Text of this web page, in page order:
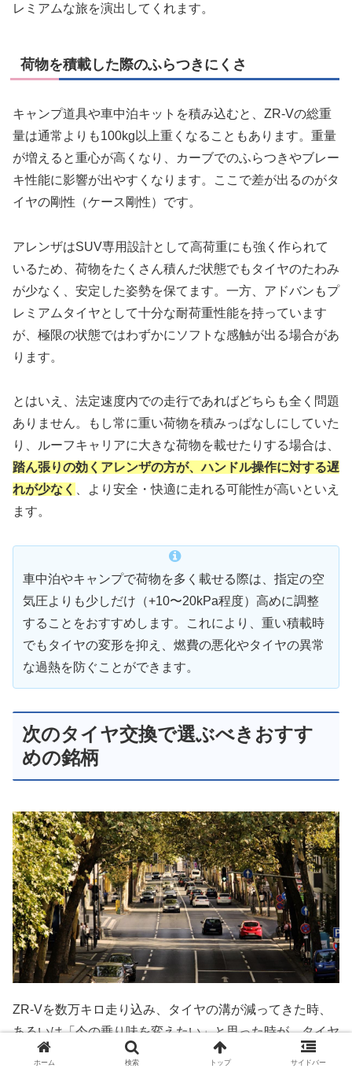
レミアムな旅を演出してくれます。
荷物を積載した際のふらつきにくさ
キャンプ道具や車中泊キットを積み込むと、ZR-Vの総重
量は通常よりも100kg以上重くなることもあります。重量
が増えると重心が高くなり、カーブでのふらつきやブレー
キ性能に影響が出やすくなります。ここで差が出るのがタ
イヤの剛性（ケース剛性）です。
アレンザはSUV専用設計として高荷重にも強く作られて
いるため、荷物をたくさん積んだ状態でもタイヤのたわみ
が少なく、安定した姿勢を保てます。一方、アドバンもプ
レミアムタイヤとして十分な耐荷重性能を持っています
が、極限の状態ではわずかにソフトな感触が出る場合があ
ります。
とはいえ、法定速度内での走行であればどちらも全く問題
ありません。もし常に重い荷物を積みっぱなしにしていた
り、ルーフキャリアに大きな荷物を載せたりする場合は、
踏ん張りの効くアレンザの方が、ハンドル操作に対する遅
れが少なく
、より安全・快適に走れる可能性が高いといえ
ます。
車中泊やキャンプで荷物を多く載せる際は、指定の空
気圧よりも少しだけ（+10〜20kPa程度）高めに調整
することをおすすめします。これにより、重い積載時
でもタイヤの変形を抑え、燃費の悪化やタイヤの異常
な過熱を防ぐことができます。
次のタイヤ交換で選ぶべきおすす
めの銘柄
ZR-Vを数万キロ走り込み、タイヤの溝が減ってきた時、
あるいは「今の乗り味を変えたい」と思った時が、タイヤ
交換のタイミングです。純正のアレンザやアドバンを継続
ホーム 検索 トップ サイドバー